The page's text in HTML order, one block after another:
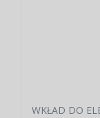
WKŁAD DO